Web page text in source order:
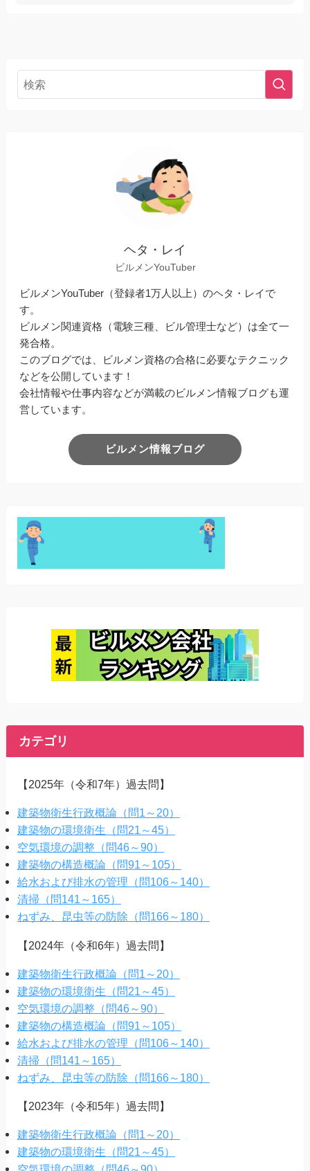
ヘタ・レイ
ビルメンYouTuber
ビルメンYouTuber（登録者1万人以上）のヘタ・レイで
す。
ビルメン関連資格（電験三種、ビル管理士など）は全て一
発合格。
このブログでは、ビルメン資格の合格に必要なテクニック
などを公開しています！
会社情報や仕事内容などが満載のビルメン情報ブログも運
営しています。
ビルメン情報ブログ
カテゴリ
【2025年（令和7年）過去問】
建築物衛生行政概論（問1～20）
建築物の環境衛生（問21～45）
空気環境の調整（問46～90）
建築物の構造概論（問91～105）
給水および排水の管理（問106～140）
清掃（問141～165）
ねずみ、昆虫等の防除（問166～180）
【2024年（令和6年）過去問】
建築物衛生行政概論（問1～20）
建築物の環境衛生（問21～45）
空気環境の調整（問46～90）
建築物の構造概論（問91～105）
給水および排水の管理（問106～140）
清掃（問141～165）
ねずみ、昆虫等の防除（問166～180）
【2023年（令和5年）過去問】
建築物衛生行政概論（問1～20）
建築物の環境衛生（問21～45）